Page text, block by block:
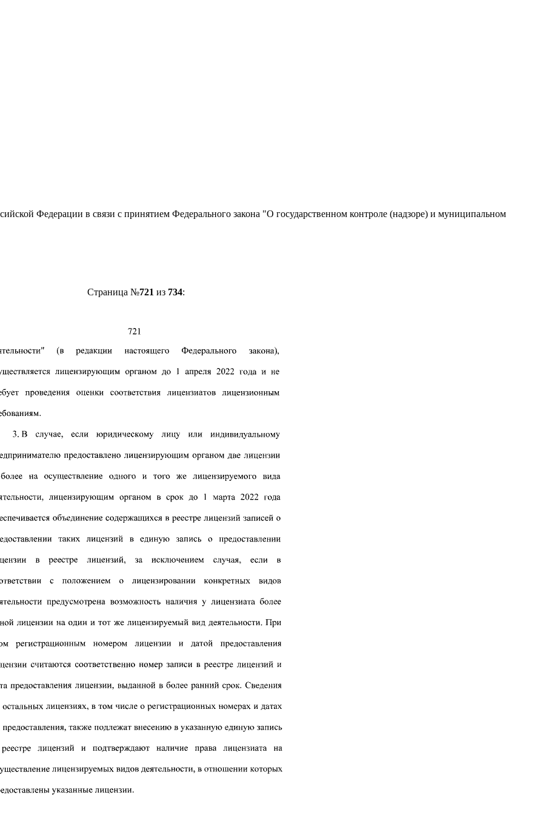
Федерации в связи с принятием Федерального закона "О государственном контроле (надзоре) и муниципальном
Страница №721 из 734: